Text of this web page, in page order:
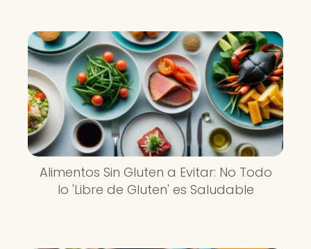
Alimentos Sin Gluten a Evitar: No Todo
lo 'Libre de Gluten' es Saludable